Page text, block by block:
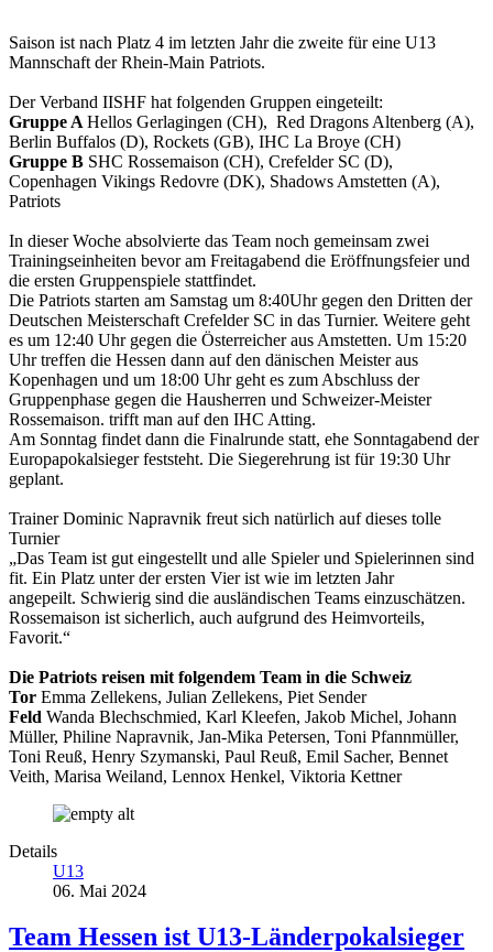
Saison ist nach Platz 4 im letzten Jahr die zweite für eine U13
Mannschaft der Rhein-Main Patriots.
Der Verband IISHF hat folgenden Gruppen eingeteilt:
Gruppe A Hellos Gerlagingen (CH), Red Dragons Altenberg (A),
Berlin Buffalos (D), Rockets (GB), IHC La Broye (CH)
Gruppe B SHC Rossemaison (CH), Crefelder SC (D),
Copenhagen Vikings Redovre (DK), Shadows Amstetten (A),
Patriots
In dieser Woche absolvierte das Team noch gemeinsam zwei
Trainingseinheiten bevor am Freitagabend die Eröffnungsfeier und
die ersten Gruppenspiele stattfindet.
Die Patriots starten am Samstag um 8:40Uhr gegen den Dritten der
Deutschen Meisterschaft Crefelder SC in das Turnier. Weitere geht
es um 12:40 Uhr gegen die Österreicher aus Amstetten. Um 15:20
Uhr treffen die Hessen dann auf den dänischen Meister aus
Kopenhagen und um 18:00 Uhr geht es zum Abschluss der
Gruppenphase gegen die Hausherren und Schweizer-Meister
Rossemaison. trifft man auf den IHC Atting.
Am Sonntag findet dann die Finalrunde statt, ehe Sonntagabend der
Europapokalsieger feststeht. Die Siegerehrung ist für 19:30 Uhr
geplant.
Trainer Dominic Napravnik freut sich natürlich auf dieses tolle
Turnier
„Das Team ist gut eingestellt und alle Spieler und Spielerinnen sind
fit. Ein Platz unter der ersten Vier ist wie im letzten Jahr
angepeilt. Schwierig sind die ausländischen Teams einzuschätzen.
Rossemaison ist sicherlich, auch aufgrund des Heimvorteils,
Favorit.“
Die Patriots reisen mit folgendem Team in die Schweiz
Tor Emma Zellekens, Julian Zellekens, Piet Sender
Feld Wanda Blechschmied, Karl Kleefen, Jakob Michel, Johann
Müller, Philine Napravnik, Jan-Mika Petersen, Toni Pfannmüller,
Toni Reuß, Henry Szymanski, Paul Reuß, Emil Sacher, Bennet
Veith, Marisa Weiland, Lennox Henkel, Viktoria Kettner
Details
U13
06. Mai 2024
Team Hessen ist U13-Länderpokalsieger